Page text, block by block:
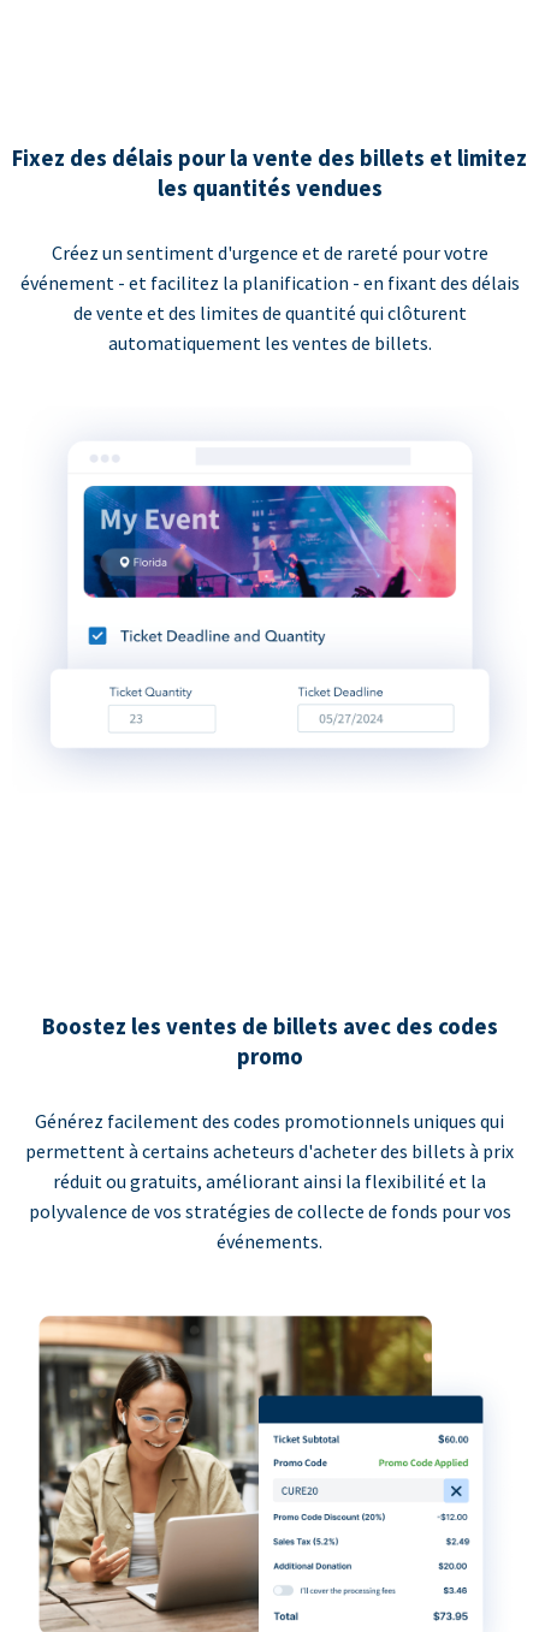
Fixez des délais pour la vente des billets et limitez
les quantités vendues
Créez un sentiment d'urgence et de rareté pour votre
événement - et facilitez la planification - en fixant des délais
de vente et des limites de quantité qui clôturent
automatiquement les ventes de billets.
Boostez les ventes de billets avec des codes
promo
Générez facilement des codes promotionnels uniques qui
permettent à certains acheteurs d'acheter des billets à prix
réduit ou gratuits, améliorant ainsi la flexibilité et la
polyvalence de vos stratégies de collecte de fonds pour vos
événements.